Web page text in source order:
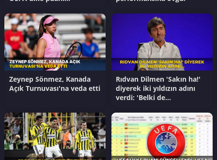
Zeynep Sönmez, Kanada
Açık Turnuvası'na veda etti
Rıdvan Dilmen 'Sakın ha!'
diyerek iki yıldızın adını
verdi: 'Belki de